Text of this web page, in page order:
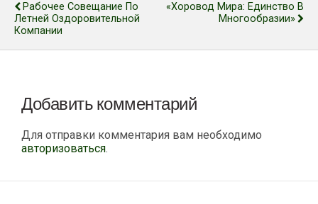
Рабочее Совещание По
Летней Оздоровительной
Компании
«Хоровод Мира: Единство В
Многообразии»
Добавить комментарий
Для отправки комментария вам необходимо
авторизоваться.